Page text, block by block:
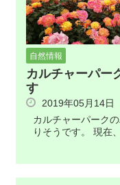
自然情報
カルチャーパー
す
2019年05月14日
カルチャーパーク
りそうです。 現在